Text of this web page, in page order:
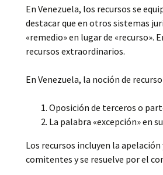
En Venezuela, los recursos se
destacar que en otros sistemas
«remedio» en lugar de «recurso».
recursos extraordinarios.
En Venezuela, la noción de
Oposición de terceros o
La palabra «excepción» en
Los recursos incluyen la
comitentes y se resuelve por el